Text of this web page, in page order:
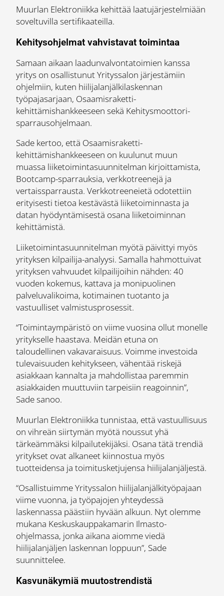
Muurlan Elektroniikka kehittää laatujärjestelmiään
soveltuvilla sertifikaateilla.
Kehitysohjelmat vahvistavat toimintaa
Samaan aikaan laadunvalvontatoimien kanssa
yritys on osallistunut Yrityssalon järjestämiin
ohjelmiin, kuten hiilijalanjälkilaskennan
työpajasarjaan, Osaamisraketti-
kehittämishankkeeseen sekä Kehitysmoottori-
sparrausohjelmaan.
Sade kertoo, että Osaamisraketti-
kehittämishankkeeseen on kuulunut muun
muassa liiketoimintasuunnitelman kirjoittamista,
Bootcamp-sparrauksia, verkkotreenejä ja
vertaissparrausta. Verkkotreeneietä odotettiin
erityisesti tietoa kestävästä liiketoiminnasta ja
datan hyödyntämisestä osana liiketoiminnan
kehittämistä.
Liiketoimintasuunnitelman myötä päivittyi myös
yrityksen kilpailija-analyysi. Samalla hahmottuivat
yrityksen vahvuudet kilpailijoihin nähden: 40
vuoden kokemus, kattava ja monipuolinen
palveluvalikoima, kotimainen tuotanto ja
vastuulliset valmistusprosessit.
“Toimintaympäristö on viime vuosina ollut monelle
yritykselle haastava. Meidän etuna on
taloudellinen vakavaraisuus. Voimme investoida
tulevaisuuden kehitykseen, vähentää riskejä
asiakkaan kannalta ja mahdollistaa paremmin
asiakkaiden muuttuviin tarpeisiin reagoinnin”,
Sade sanoo.
Muurlan Elektroniikka tunnistaa, että vastuullisuus
on vihreän siirtymän myötä noussut yhä
tärkeämmäksi kilpailutekijäksi. Osana tätä trendiä
yritykset ovat alkaneet kiinnostua myös
tuotteidensa ja toimitusketjujensa hiilijalanjäljestä.
“Osallistuimme Yrityssalon hiilijalanjälkityöpajaan
viime vuonna, ja työpajojen yhteydessä
laskennassa päästiin hyvään alkuun. Nyt olemme
mukana Keskuskauppakamarin Ilmasto-
ohjelmassa, jonka aikana aiomme viedä
hiilijalanjäljen laskennan loppuun”, Sade
suunnittelee.
Kasvunäkymiä muutostrendistä